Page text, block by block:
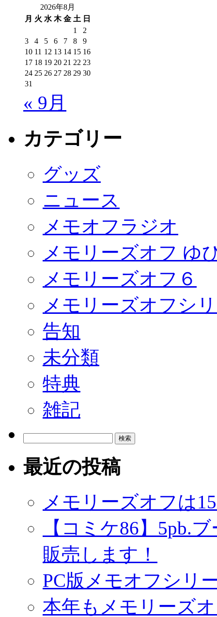
2026年8月
月 火 水 木 金 土 日
1
2
3
4 5 6 7 8
9
10 11 12 13 14 15 16
17 18 19 20 21 22 23
24 25 26 27 28 29 30
31
« 9月
カテゴリー
グッズ
ニュース
メモオフラジオ
メモリーズオフ ゆ
メモリーズオフ６
メモリーズオフシ
告知
未分類
特典
雑記
最近の投稿
メモリーズオフは
【コミケ86】5pb.
販売します！
PC版メモオフシリ
本年もメモリーズ